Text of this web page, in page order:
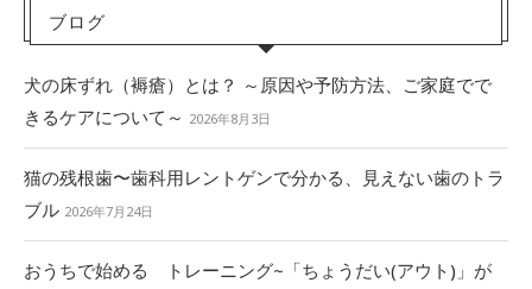
ブログ
犬の床ずれ（褥瘡）とは？ ～原因や予防方法、ご家庭でで
きるケアについて～ 2026年8月3日
猫の残根歯〜歯科用レントゲンで分かる、見えない歯のトラ
ブル 2026年7月24日
おうちで始める トレーニング~「ちょうだい(アウト)」が